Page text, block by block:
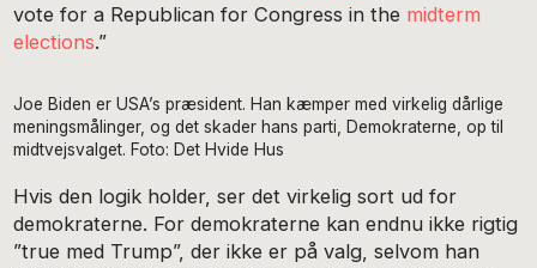
vote for a Republican for Congress in the midterm
elections.”
Joe Biden er USA’s præsident. Han kæmper med virkelig dårlige
meningsmålinger, og det skader hans parti, Demokraterne, op til
midtvejsvalget. Foto: Det Hvide Hus
Hvis den logik holder, ser det virkelig sort ud for
demokraterne. For demokraterne kan endnu ikke rigtig
”true med Trump”, der ikke er på valg, selvom han